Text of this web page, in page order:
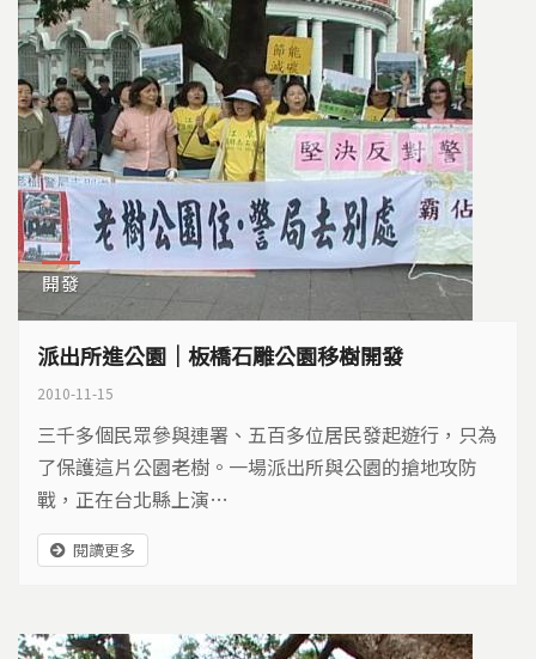
開發
派出所進公園｜板橋石雕公園移樹開發
2010-11-15
三千多個民眾參與連署、五百多位居民發起遊行，只為
了保護這片公園老樹。一場派出所與公園的搶地攻防
戰，正在台北縣上演…
閱讀更多